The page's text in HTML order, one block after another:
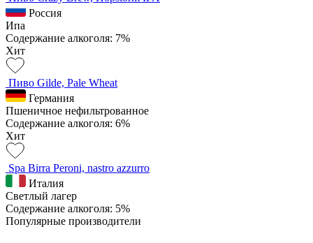
Россия
Ипа
Содержание алкоголя: 7%
Хит
Пиво Gilde, Pale Wheat
Германия
Пшеничное нефильтрованное
Содержание алкоголя: 6%
Хит
Spa Birra Peroni, nastro azzurro
Италия
Светлый лагер
Содержание алкоголя: 5%
Популярные производители